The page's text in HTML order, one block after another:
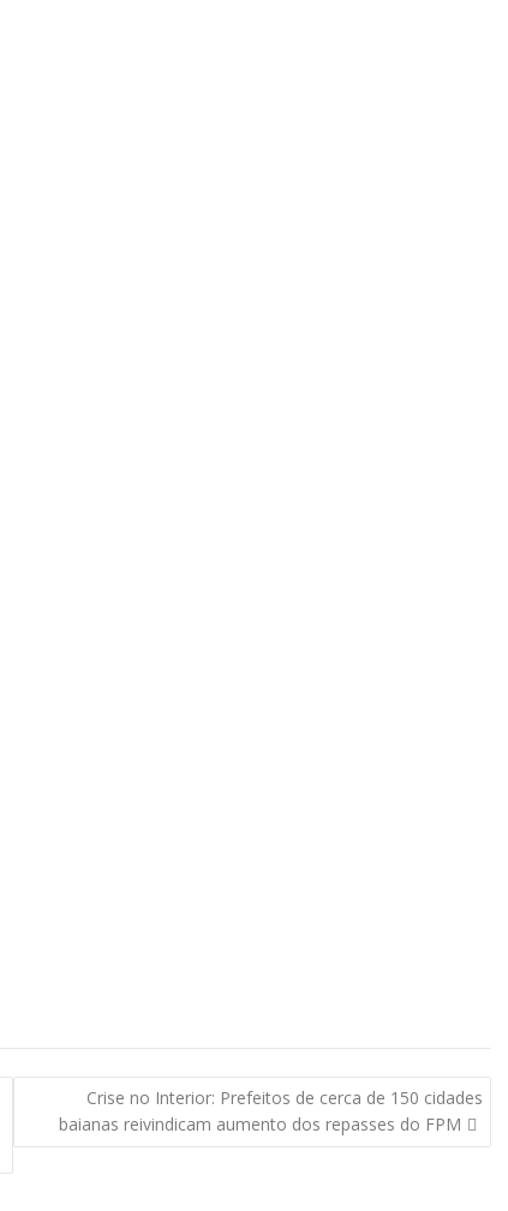
Crise no Interior: Prefeitos de cerca de 150 cidades
baianas reivindicam aumento dos repasses do FPM